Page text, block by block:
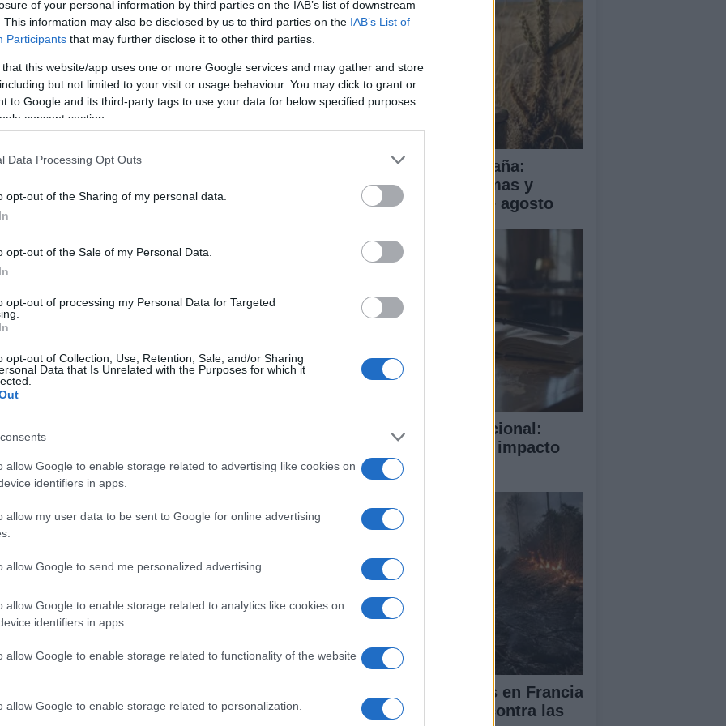
of your personal information by third parties on the IAB’s list of downstream
This information may also be disclosed by us to third parties on the IAB’s List of
Participants that may further disclose it to other third parties.
that this website/app uses one or more Google services and may gather and store
but not limited to your visit or usage behaviour. You may click to grant or
to Google and its third-party tags to use your data for below specified purposes
consent section.
Data Processing Opt Outs
opt-out of the Sharing of my personal data.
opt-out of the Sale of my Personal Data.
opt-out of processing my Personal Data for Targeted
opt-out of Collection, Use, Retention, Sale, and/or Sharing
Data that Is Unrelated with the Purposes for which it
allow Google to enable storage related to advertising like cookies on
identifiers in apps.
allow my user data to be sent to Google for online advertising
allow Google to send me personalized advertising.
allow Google to enable storage related to analytics like cookies on
identifiers in apps.
allow Google to enable storage related to functionality of the website
allow Google to enable storage related to personalization.
presentó un caso civil buscandodisgorgementy
implicados
la conducta combinó acceso a información no
destinados a ocultar el origen de las ganancias.
colocó alrededor de
y que, según el reclamo, llegó a transferir unos
vinculadas a su cuenta en la plataforma.
cripto, el expediente afirma que se hicieron
de privacidad hasta cuentas vinculadas
Italia.
la acusación aparece una apuesta cercana al
no sería la persona más buscada del año y
de que el Papa Leo XIV ocupara la primera
de la comunidad de usuarios, el acusado
conocido como
llegaría a ser el más
cuando su nombre escaló en las búsquedas
penal.
Ola de calor en España:
temperaturas extremas y
alertas hasta el 2 de agosto
Corte Penal Internacional:
cómo funciona y su impacto
global
Incendios forestales en Francia
y España: la lucha contra las